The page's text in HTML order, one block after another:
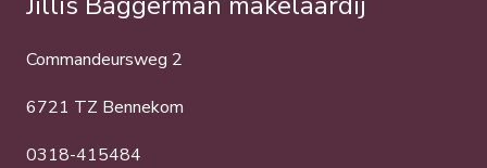
Commandeursweg 2
6721 TZ Bennekom
0318-415484